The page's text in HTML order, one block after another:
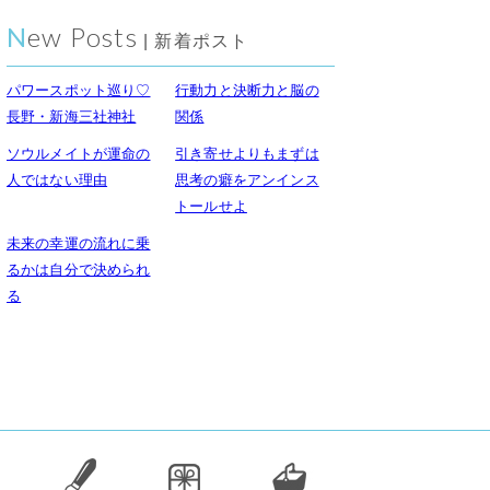
New Posts | 新着ポスト
パワースポット巡り♡
長野・新海三社神社
行動力と決断力と脳の
関係
ソウルメイトが運命の
人ではない理由
引き寄せよりもまずは
思考の癖をアンインス
トールせよ
未来の幸運の流れに乗
るかは自分で決められ
る